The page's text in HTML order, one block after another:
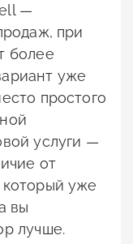
—
при
более
уже
простого
услуги —
от
уже
вы
лучше.